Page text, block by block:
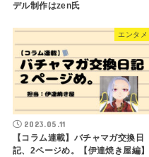
「日本を世界一のXR先
進地域にする」XRの最
先端イベント「IVS XR